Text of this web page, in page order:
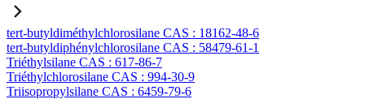
tert-butyldiméthylchlorosilane CAS : 18162-48-6
tert-butyldiphénylchlorosilane CAS : 58479-61-1
Triéthylsilane CAS : 617-86-7
Triéthylchlorosilane CAS : 994-30-9
Triisopropylsilane CAS : 6459-79-6